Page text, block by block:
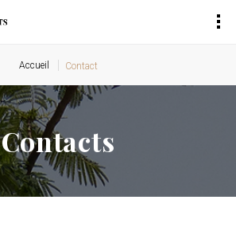
Accueil Contact
Contacts